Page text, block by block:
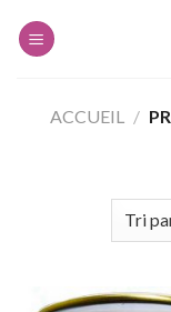
ACCUEIL /